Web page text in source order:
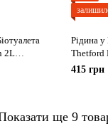
2L
Рідина у
Thetford
415 грн
ще 9